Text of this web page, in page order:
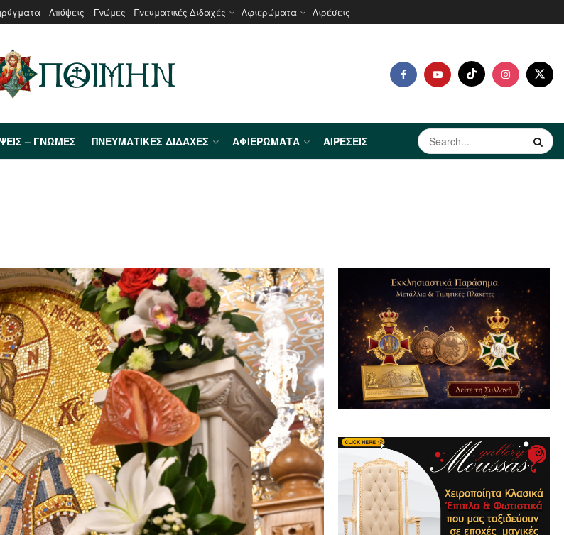
Απόψεις – Γνώμες Πνευματικές Διδαχές Αφιερώματα Αιρέσεις
– ΓΝΏΜΕΣ ΠΝΕΥΜΑΤΙΚΈΣ ΔΙΔΑΧΈΣ ΑΦΙΕΡΏΜΑΤΑ ΑΙΡΈΣΕΙΣ